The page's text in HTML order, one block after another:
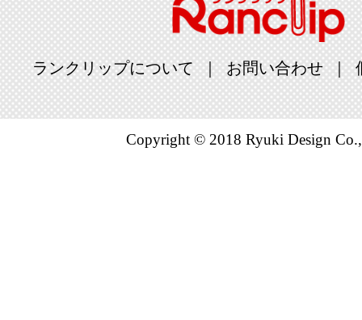
ランクリップについて お問い合わせ
Copyright © 2018 Ryuki Design